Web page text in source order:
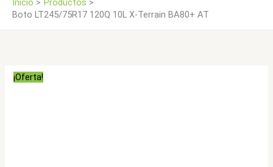
Inicio
Productos
Boto LT245/75R17 120Q 10L X-Terrain BA80+ AT
¡Oferta!